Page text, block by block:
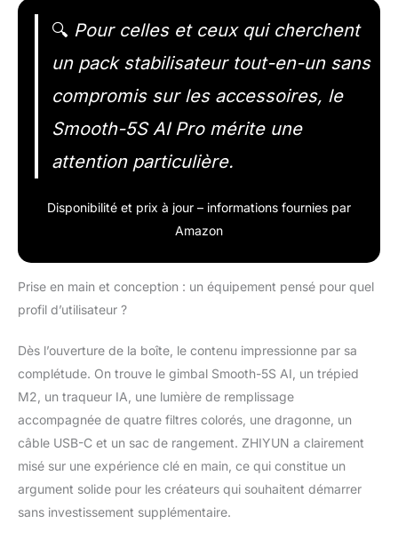
🔍 Pour celles et ceux qui cherchent
un pack stabilisateur tout-en-un sans
compromis sur les accessoires, le
Smooth-5S AI Pro mérite une
attention particulière.
Disponibilité et prix à jour – informations fournies par
Amazon
Prise en main et conception : un équipement pensé pour quel
profil d’utilisateur ?
Dès l’ouverture de la boîte, le contenu impressionne par sa
complétude. On trouve le gimbal Smooth-5S AI, un trépied
M2, un traqueur IA, une lumière de remplissage
accompagnée de quatre filtres colorés, une dragonne, un
câble USB-C et un sac de rangement. ZHIYUN a clairement
misé sur une expérience clé en main, ce qui constitue un
argument solide pour les créateurs qui souhaitent démarrer
sans investissement supplémentaire.